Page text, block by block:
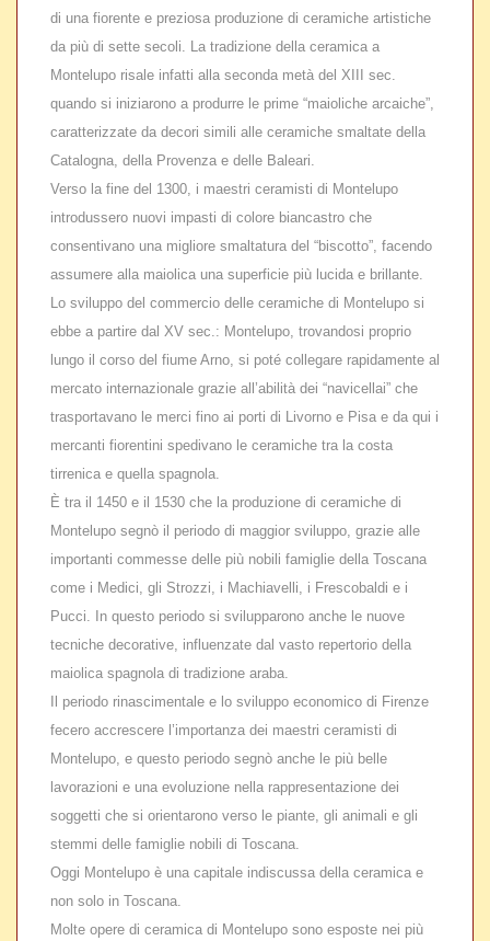
di una fiorente e preziosa produzione di ceramiche artistiche
da più di sette secoli. La tradizione della ceramica a
Montelupo risale infatti alla seconda metà del XIII sec.
quando si iniziarono a produrre le prime “maioliche arcaiche”,
caratterizzate da decori simili alle ceramiche smaltate della
Catalogna, della Provenza e delle Baleari.
Verso la fine del 1300, i maestri ceramisti di Montelupo
introdussero nuovi impasti di colore biancastro che
consentivano una migliore smaltatura del “biscotto”, facendo
assumere alla maiolica una superficie più lucida e brillante.
Lo sviluppo del commercio delle ceramiche di Montelupo si
ebbe a partire dal XV sec.: Montelupo, trovandosi proprio
lungo il corso del fiume Arno, si poté collegare rapidamente al
mercato internazionale grazie all’abilità dei “navicellai” che
trasportavano le merci fino ai porti di Livorno e Pisa e da qui i
mercanti fiorentini spedivano le ceramiche tra la costa
tirrenica e quella spagnola.
È tra il 1450 e il 1530 che la produzione di ceramiche di
Montelupo segnò il periodo di maggior sviluppo, grazie alle
importanti commesse delle più nobili famiglie della Toscana
come i Medici, gli Strozzi, i Machiavelli, i Frescobaldi e i
Pucci. In questo periodo si svilupparono anche le nuove
tecniche decorative, influenzate dal vasto repertorio della
maiolica spagnola di tradizione araba.
Il periodo rinascimentale e lo sviluppo economico di Firenze
fecero accrescere l’importanza dei maestri ceramisti di
Montelupo, e questo periodo segnò anche le più belle
lavorazioni e una evoluzione nella rappresentazione dei
soggetti che si orientarono verso le piante, gli animali e gli
stemmi delle famiglie nobili di Toscana.
Oggi Montelupo è una capitale indiscussa della ceramica e
non solo in Toscana.
Molte opere di ceramica di Montelupo sono esposte nei più